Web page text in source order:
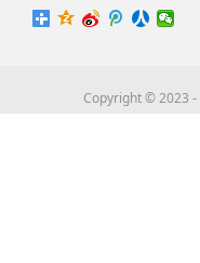
Copyright © 2023 -